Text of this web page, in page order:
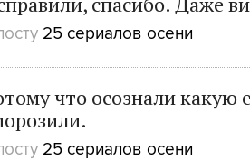
25 сериалов осени
что осознали какую
25 сериалов осени